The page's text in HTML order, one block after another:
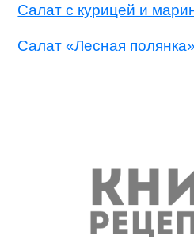
Салат с курицей и
Салат «Лесная